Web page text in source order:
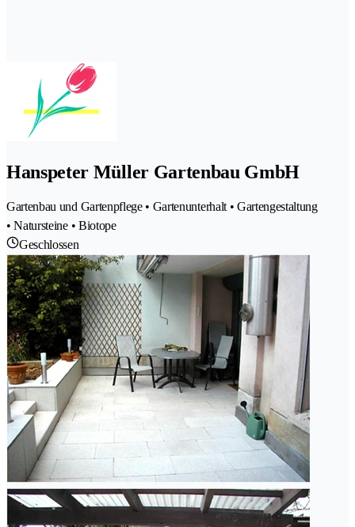
Hanspeter Müller Gartenbau GmbH
Gartenbau und Gartenpflege • Gartenunterhalt • Gartengestaltung
• Natursteine • Biotope
Geschlossen